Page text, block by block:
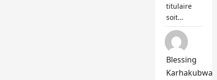
titulaire
soit…
Blessing
Karhakubwa